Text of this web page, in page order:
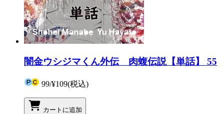
闇金ウシジマくん外伝 肉蝮伝説【単話】 55
99/¥109(税込)
カートに追加